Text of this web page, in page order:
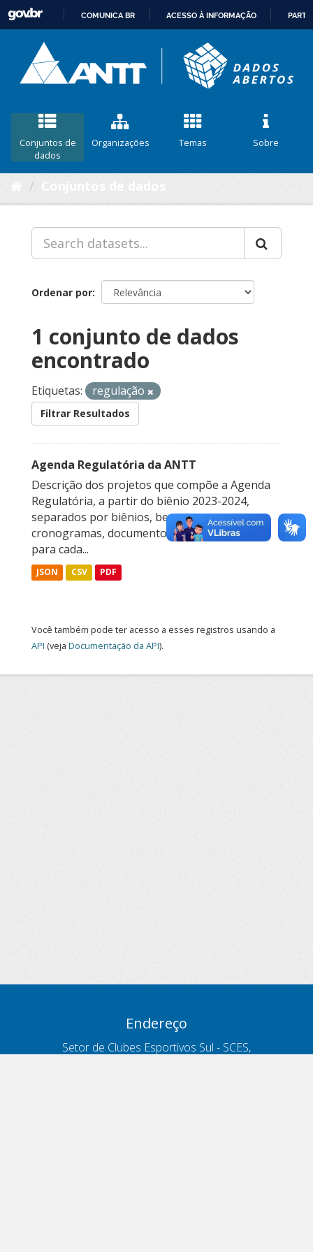
CONTEÚDO
COMUNICA BR ACESSO À INFORMAÇÃO
Conjuntos de
dados
Organizações Temas Sobre
Ordenar por
1 conjunto de dados
encontrado
Etiquetas: regulação
Filtrar Resultados
Agenda Regulatória da ANTT
Descrição dos projetos que compõe a Agenda
Regulatória, a partir do biênio 2023-2024,
separados por biênios, bem como os
cronogramas, documentos disponibilizados
para cada...
JSON CSV PDF
Você também pode ter acesso a esses registros usando a
API (veja Documentação da API).
Endereço
Setor de Clubes Esportivos Sul - SCES,